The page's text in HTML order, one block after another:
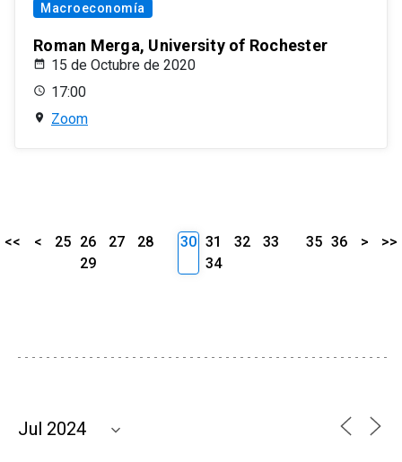
Macroeconomía
Roman Merga, University of Rochester
15 de Octubre de 2020
17:00
Zoom
<< < 25 26 27
28
29
30 31 32
33
34
35 36 > >>